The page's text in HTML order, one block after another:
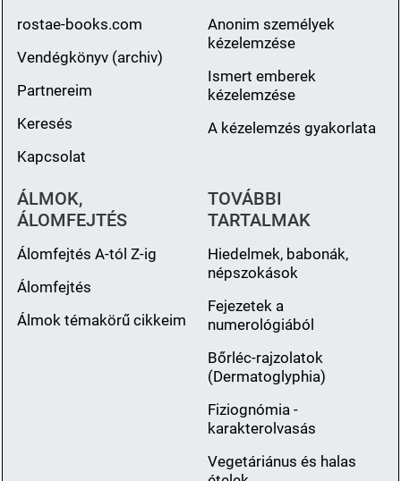
rostae-books.com
Vendégkönyv (archiv)
Partnereim
Keresés
Kapcsolat
Anonim személyek
kézelemzése
Ismert emberek
kézelemzése
A kézelemzés gyakorlata
ÁLMOK,
ÁLOMFEJTÉS
Álomfejtés A-tól Z-ig
Álomfejtés
Álmok témakörű cikkeim
TOVÁBBI
TARTALMAK
Hiedelmek, babonák,
népszokások
Fejezetek a
numerológiából
Bőrléc-rajzolatok
(Dermatoglyphia)
Fiziognómia -
karakterolvasás
Vegetáriánus és halas